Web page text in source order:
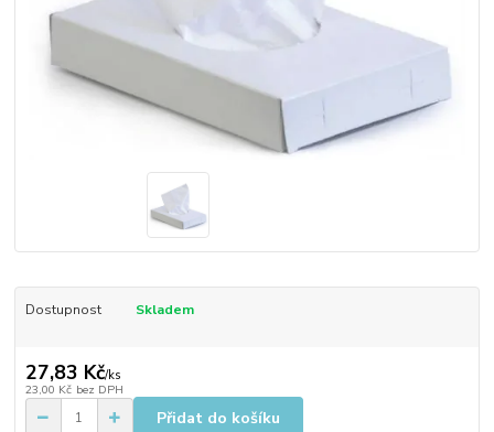
Dostupnost Skladem
27,83 Kč/ks
23,00 Kč bez DPH
Přidat do košíku